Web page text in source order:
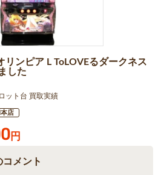
リンピア L ToLOVEるダークネス
した
ット台 買取実績
店
円
メント